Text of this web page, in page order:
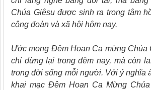
Chúa Giêsu được sinh ra trong tâm
cộng đoàn và xã hội hôm nay.
Ước mong Đêm Hoan Ca mừng Chúa
chỉ dừng lại trong đêm nay, mà còn
trong đời sống mỗi người. Với ý nghĩa
khai mạc Đêm Hoan Ca Mừng